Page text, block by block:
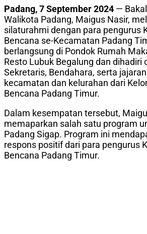
Padang, 7 September 2024 —
Walikota Padang, Maigus Nasir,
silaturahmi dengan para pengurus
Bencana se-Kecamatan Padang
berlangsung di Pondok Rumah
Resto Lubuk Begalung dan dihadiri
Sekretaris, Bendahara, serta
kecamatan dan kelurahan dari
Bencana Padang Timur.
Dalam kesempatan tersebut,
memaparkan salah satu program
Padang Sigap. Program ini
respons positif dari para pengurus
Bencana Padang Timur.